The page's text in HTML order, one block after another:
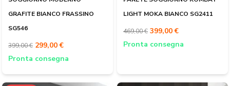
GRAFITE BIANCO FRASSINO
SG546
399,00 € 299,00 €
Pronta consegna
LIGHT MOKA BIANCO SG2411
469,00 € 399,00 €
Pronta consegna